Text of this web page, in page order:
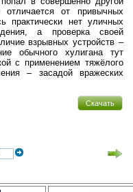
от привычных
практически нет уличных
а проверка своей
взрывных устройств –
обычного хулигана тут
с применением тяжёлого
– засадой вражеских
Скачать